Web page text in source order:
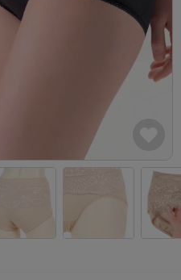
ング
ックス
丈ソックス
ックス
ィブ
グ選び